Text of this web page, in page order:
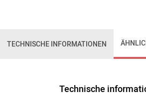
TECHNISCHE INFORMATIONEN
Technische